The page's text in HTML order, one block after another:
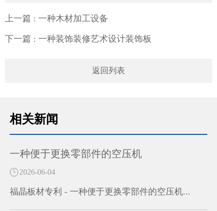
上一篇 : 一种木材加工设备
下一篇 : 一种装饰装修艺术设计装饰板
返回列表
相关新闻
一种便于更换零部件的空压机
2026-06-04
福晶板材专利 - 一种便于更换零部件的空压机...